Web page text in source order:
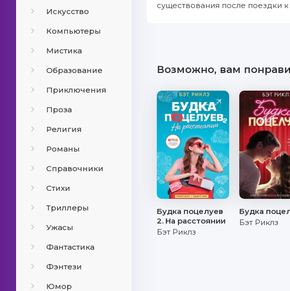
Искусство
Компьютеры
Мистика
Образование
Приключения
Проза
Религия
Романы
Справочники
Стихи
Триллеры
Ужасы
Фантастика
Фэнтези
Юмор
существования после поездки
Возможно, вам
Будка поцелуев
2. На расстоянии
Бэт Риклз
Будка
Бэт Риклз